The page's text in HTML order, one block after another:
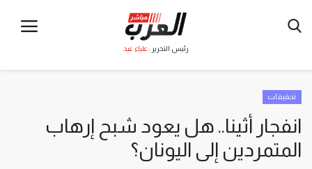
رئيس التحرير : علياء عيد
تحقيقات
انفجار أثينا.. هل يعود شبح إرهاب
المتمردين إلى اليونان؟